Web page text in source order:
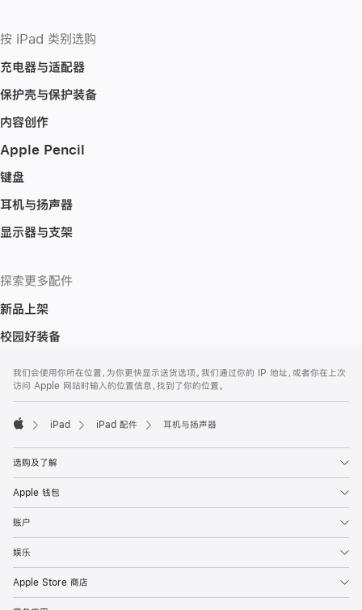
按 iPad 类别选购
充电器与适配器
保护壳与保护装备
内容创作
Apple Pencil
键盘
耳机与扬声器
显示器与支架
探索更多配件
新品上架
校园好装备
页
页
脚
注
我们会使用你所在位置，为你更快显示送货选项。我们通过你的 IP 地址，或者你在上次
访问 Apple 网站时输入的位置信息，找到了你的位置。
iPad iPad 配件 耳机与扬声器
选购及了解
Apple 钱包
账户
娱乐
Apple Store 商店